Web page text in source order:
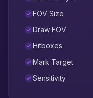
FOV Size
Draw FOV
Hitboxes
Mark Target
Sensitivity